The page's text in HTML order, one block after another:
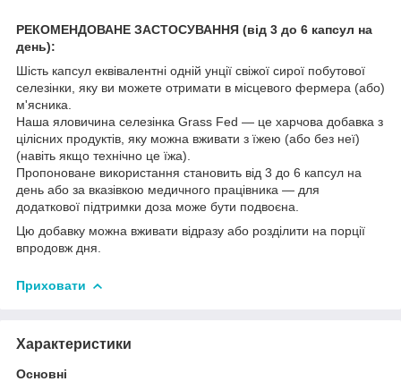
РЕКОМЕНДОВАНЕ ЗАСТОСУВАННЯ (від 3 до 6 капсул на
день):
Шість капсул еквівалентні одній унції свіжої сирої побутової
селезінки, яку ви можете отримати в місцевого фермера (або)
м'ясника.
Наша яловичина селезінка Grass Fed — це харчова добавка з
цілісних продуктів, яку можна вживати з їжею (або без неї)
(навіть якщо технічно це їжа).
Пропоноване використання становить від 3 до 6 капсул на
день або за вказівкою медичного працівника — для
додаткової підтримки доза може бути подвоєна.
Цю добавку можна вживати відразу або розділити на порції
впродовж дня.
Приховати
Характеристики
Основні